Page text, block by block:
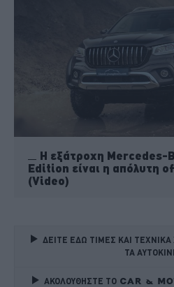
H εξάτροχη Mercedes-
Edition είναι η απόλυτη
(Video)
ΔΕΙΤΕ ΕΔΩ ΤΙΜΕΣ ΚΑΙ
ΤΑ
ΑΚΟΛΟΥΘΗΣΤΕ ΤΟ